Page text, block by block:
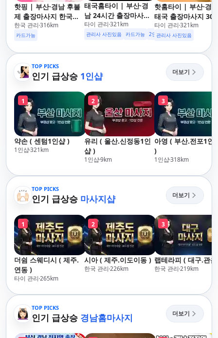
핫핑 | 부산·경남 후불
제 출장마사지 한국인
관리사
한국 관리 316km
카드가능
태국홈타이 | 부산·경
남 24시간 출장마사지
후불제/해운대,사상,광
안리,남포동,구포,덕천,
산,구서,연산,서면,재
단,다대포,범일,범천,우
동,마린시티,송정,기장,
정관,일광,망미,토곡,시
청,양정,초량,사직,온
천,미남,만덕,괴정,학
장,금사,서동,반여,반
송,명륜,남천,대연,문
현,부전,개금,가야,주
례,괘법,학장,강서,신
호,서구,암남
타이 관리 321km
관리사 사진있음 카드가능 2인이상 할인 업소 이벤트중
핫홈타이 | 부산·경남
태국 출장마사지 30
도착 카드가능 24시
운대,사상,광안리,남
동,구포,덕천,명지,민
락,수영,동래,남산,구
서,연산,서면,재송,센
텀,송도,자갈치,하단
린시티,송정,기장,정
일광,망미,토곡,시청
정,초량,사직,온천,미
남,만덕,괴정,학장,금
사,서동,반여,반송,명
륜,남천,대연,문현,부
전,개금,가야,주례,괘
법,학장,강서,신호,서
타이 관리 321km
관리사 사진있음
TOP PICKS
인기 급상승 1인샵 더보기
1
약손 ( 센텀1인샵 )
1인샵321km
2
유리 ( 울산.신정동1인
샵 )
1인샵9km
3
아영 ( 부산.전포1인
)
1인샵318km
TOP PICKS
인기 급상승 마사지샵 더보기
1
더쉼 스웨디시 ( 제주.
연동 )
타이 관리 265km
2
시아 ( 제주.이도이동 )
한국 관리 226km
3
랩테라피 ( 대구.관
한국 관리 219km
TOP PICKS
인기 급상승 경남홈마사지 더보기